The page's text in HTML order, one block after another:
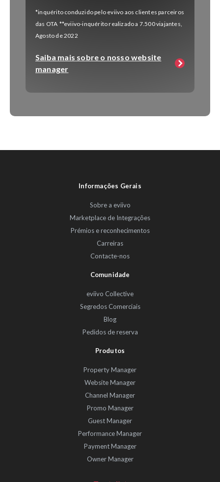
*inquérito conduzido pelo eviivo aos clientes parceiros
das OTA **eviivo-inquérito realizado a 7.500 viajantes,
Agosto de 2022
Saiba mais sobre o nosso website
manager
Informações Gerais
Sobre a eviivo
Marketplace de Integrações
Prémios e reconhecimentos
Carreiras
Contacte-nos
Comunidade
eviivo Collective
Segredos Comerciais
Blog
Pedidos de reserva
Produtos
Property Manager
Website Manager
Channel Manager
Promo Manager
Guest Manager
Performance Manager
Payment Manager
Owner Manager